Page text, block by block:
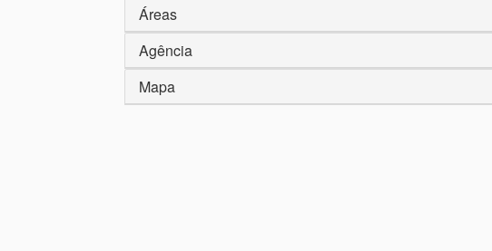
Áreas
Agência
Mapa